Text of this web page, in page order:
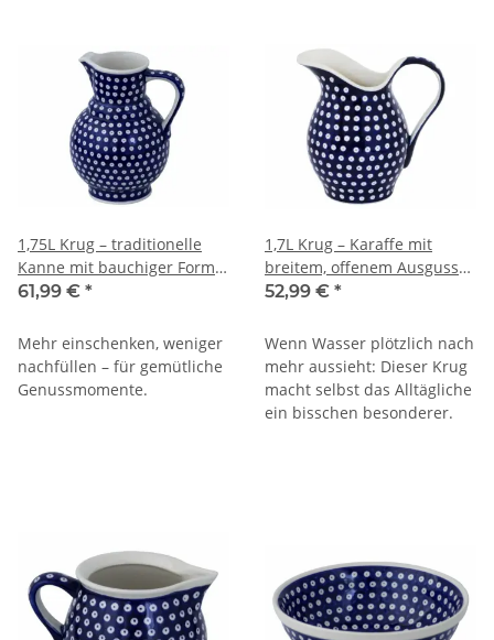
1,75L Krug – traditionelle
Kanne mit bauchiger Form
& schmalem Hals, Dekor 42
61,99 € *
Mehr einschenken, weniger
nachfüllen – für gemütliche
Genussmomente.
1,7L Krug – Karaffe mit
breitem, offenem Ausguss
und fließender Form, Dekor
52,99 € *
Wenn Wasser plötzlich nach
mehr aussieht: Dieser Krug
macht selbst das Alltägliche
ein bisschen besonderer.